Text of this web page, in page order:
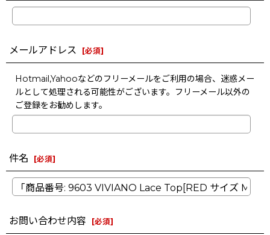
メールアドレス [必須]
Hotmail,Yahooなどのフリーメールをご利用の場合、迷惑メー
ルとして処理される可能性がございます。フリーメール以外の
ご登録をお勧めします。
件名 [必須]
お問い合わせ内容 [必須]